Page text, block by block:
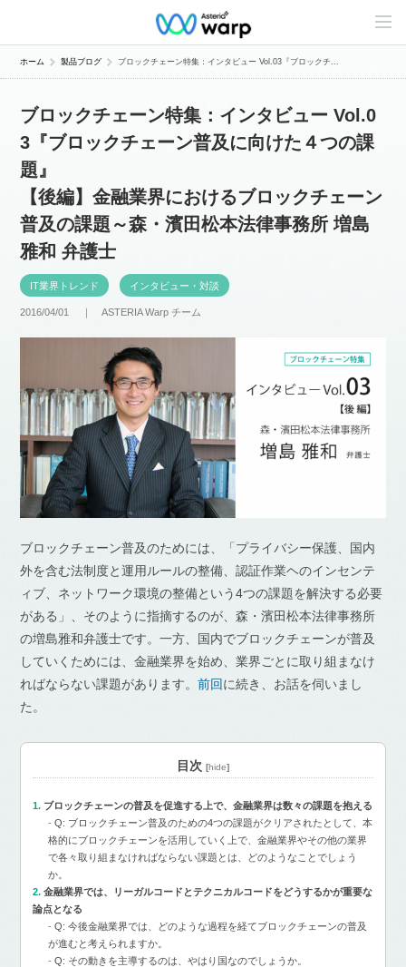
C
n
e
ホーム 製品ブログ ブロックチェーン特集：インタビュー Vol.03『ブロックチ...
ブロックチェーン特集：インタビュー Vol.0
3『ブロックチェーン普及に向けた４つの課
題』
【後編】金融業界におけるブロックチェーン
普及の課題～森・濱田松本法律事務所 増島
雅和 弁護士
IT業界トレンド インタビュー・対談
2016/04/01 ｜ASTERIA Warp チーム
ブロックチェーン普及のためには、「プライバシー保護、国内
外を含む法制度と運用ルールの整備、認証作業ヘのインセンテ
ィブ、ネットワーク環境の整備という4つの課題を解決する必要
がある」、そのように指摘するのが、森・濱田松本法律事務所
の増島雅和弁護士です。一方、国内でブロックチェーンが普及
していくためには、金融業界を始め、業界ごとに取り組まなけ
ればならない課題があります。前回に続き、お話を伺いまし
た。
目次 [hide]
ブロックチェーンの普及を促進する上で、金融業界は数々の課題を抱える
Q: ブロックチェーン普及のための4つの課題がクリアされたとして、本
格的にブロックチェーンを活用していく上で、金融業界やその他の業界
で各々取り組まなければならない課題とは、どのようなことでしょう
か。
金融業界では、リーガルコードとテクニカルコードをどうするかが重要な
論点となる
Q: 今後金融業界では、どのような過程を経てブロックチェーンの普及
が進むと考えられますか。
Q: その動きを主導するのは、やはり国なのでしょうか。